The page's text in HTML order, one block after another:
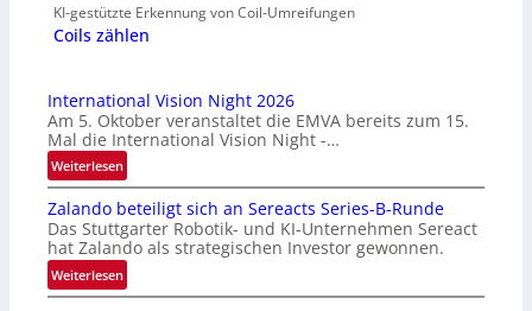
KI-gestützte Erkennung von Coil-Umreifungen
Coils zählen
International Vision Night 2026
Am 5. Oktober veranstaltet die EMVA bereits zum 15.
Mal die International Vision Night -…
Weiterlesen:
I
n
t
e
r
n
Zalando beteiligt sich an Sereacts Series-B-Runde
Das Stuttgarter Robotik- und KI-Unternehmen Sereact
hat Zalando als strategischen Investor gewonnen.
Weiterlesen:
Z